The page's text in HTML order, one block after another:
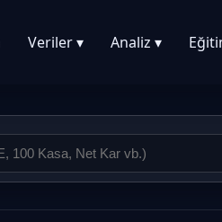
Veriler ▾ Analiz ▾